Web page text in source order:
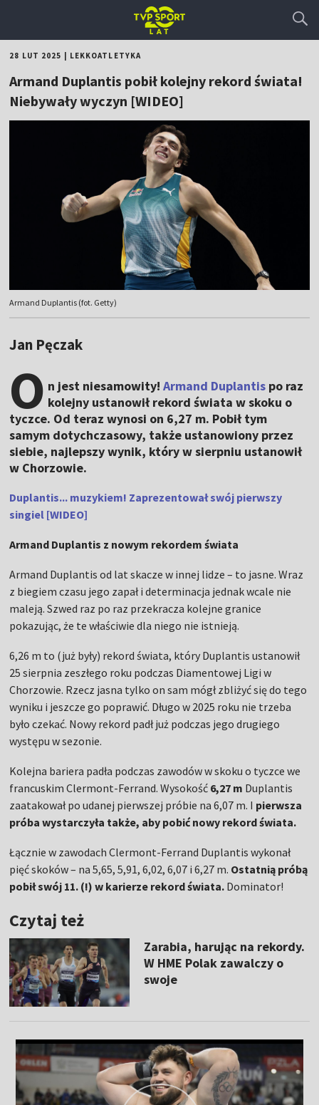
28 LUT 2025 LEKKOATLETYKA
Armand Duplantis pobił kolejny rekord świata!
Niebywały wyczyn [WIDEO]
Armand Duplantis (fot. Getty)
Jan Pęczak
O n jest niesamowity!Armand Duplantis po raz
kolejny ustanowił rekord świata w skoku o
tyczce. Od teraz wynosi on 6,27 m. Pobił tym
samym dotychczasowy, także ustanowiony przez
siebie, najlepszy wynik, który w sierpniu ustanowił
w Chorzowie.
Duplantis... muzykiem! Zaprezentował swój pierwszy
singiel [WIDEO]
Armand Duplantis z nowym rekordem świata
Armand Duplantis od lat skacze w innej lidze – to jasne. Wraz
z biegiem czasu jego zapał i determinacja jednak wcale nie
maleją. Szwed raz po raz przekracza kolejne granice
pokazując, że te właściwie dla niego nie istnieją.
6,26 m to (już były) rekord świata, który Duplantis ustanowił
25 sierpnia zeszłego roku podczas Diamentowej Ligi w
Chorzowie. Rzecz jasna tylko on sam mógł zbliżyć się do tego
wyniku i jeszcze go poprawić. Długo w 2025 roku nie trzeba
było czekać. Nowy rekord padł już podczas jego drugiego
występu w sezonie.
Kolejna bariera padła podczas zawodów w skoku o tyczce we
francuskim Clermont-Ferrand. Wysokość 6,27 m Duplantis
zaatakował po udanej pierwszej próbie na 6,07 m. I pierwsza
próba wystarczyła także, aby pobić nowy rekord świata.
Łącznie w zawodach Clermont-Ferrand Duplantis wykonał
pięć skoków – na 5,65, 5,91, 6,02, 6,07 i 6,27 m. Ostatnią próbą
pobił swój 11. (!) w karierze rekord świata. Dominator!
Czytaj też
Zarabia, harując na rekordy.
W HME Polak zawalczy o
swoje